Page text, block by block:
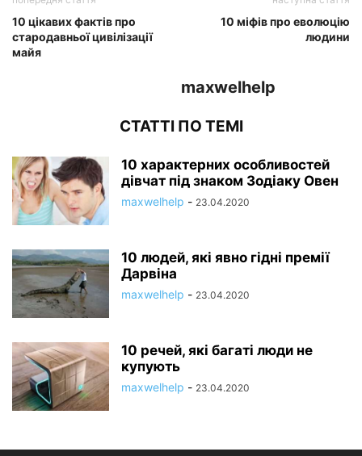
10 цікавих фактів про
стародавньої цивілізації
майя
10 міфів про еволюцію
людини
maxwelhelp
СТАТТІ ПО ТЕМІ
10 характерних особливостей
дівчат під знаком Зодіаку Овен
maxwelhelp - 23.04.2020
10 людей, які явно гідні премії
Дарвіна
maxwelhelp - 23.04.2020
10 речей, які багаті люди не
купують
maxwelhelp - 23.04.2020